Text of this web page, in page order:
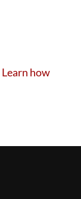
Learn how